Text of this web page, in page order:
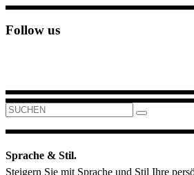
Follow us
Search
for:
Sprache & Stil.
Steigern Sie mit Sprache und Stil Ihre